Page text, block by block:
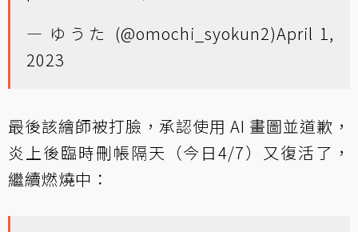
— ゆうた (@omochi_syokun2)April 1,
2023
最後該繪師被打臉，承認使用 AI 畫圖並道歉，
炎上後臨時刪帳隔天（今日4/7）又復活了，
繼續燃燒中：